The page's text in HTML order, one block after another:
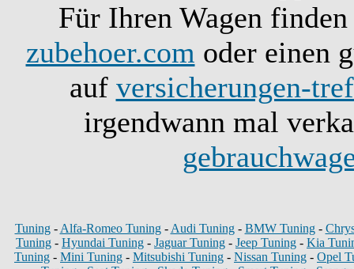
Für Ihren Wagen
zubehoer.com oder einen
auf versicherungen-
irgendwann mal
Tuning- Alfa-Romeo Tuning- Audi Tuning- BMW Tuning-
Tuning - Hyundai Tuning - Jaguar Tuning - Jeep Tuning - Kia
Tuning - Mini Tuning - Mitsubishi Tuning - Nissan Tuning - Opel